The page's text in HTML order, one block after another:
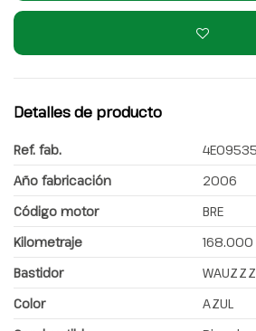
Detalles de producto
Ref. fab.
Año fabricación
2006
Código motor
BRE
Kilometraje
168.000
Bastidor
Color
AZUL